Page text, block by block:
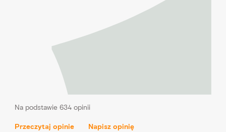
Na podstawie 634 opinii
Przeczytaj opinie Napisz opinię